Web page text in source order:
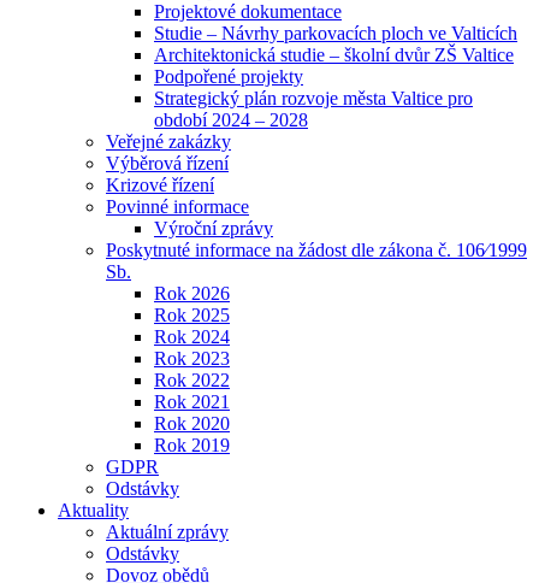
Projektové dokumentace
Studie – Návrhy parkovacích ploch ve Valticích
Architektonická studie – školní dvůr ZŠ Valtice
Podpořené projekty
Strategický plán rozvoje města Valtice pro
období 2024 – 2028
Veřejné zakázky
Výběrová řízení
Krizové řízení
Povinné informace
Výroční zprávy
Poskytnuté informace na žádost dle zákona č. 106⁄1999
Sb.
Rok 2026
Rok 2025
Rok 2024
Rok 2023
Rok 2022
Rok 2021
Rok 2020
Rok 2019
GDPR
Odstávky
Aktuality
Aktuální zprávy
Odstávky
Dovoz obědů